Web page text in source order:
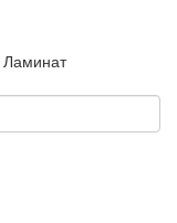
Ламинат